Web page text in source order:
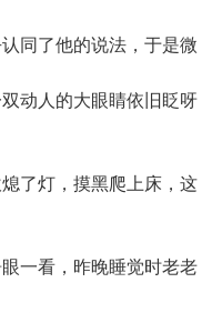
同了他的说法，于是微
动人的大眼睛依旧眨呀
了灯，摸黑爬上床，这
一看，昨晚睡觉时老老